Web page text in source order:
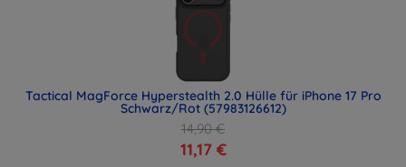
Tactical MagForce Hyperstealth 2.0 Hülle für iPhone 17 Pro
Schwarz/Rot (57983126612)
14,90 €
11,17 €